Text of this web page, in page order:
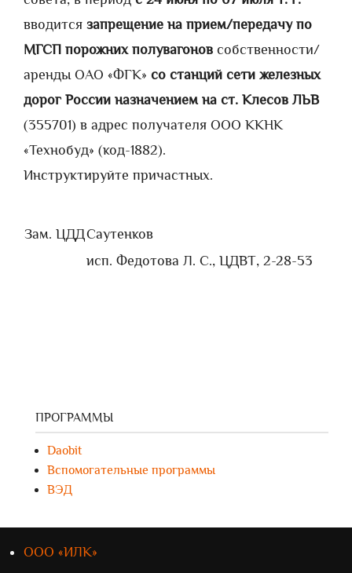
вводится запрещение на прием/передачу по
МГСП порожних полувагонов собственности/
аренды ОАО «ФГК» со станций сети железных
дорог России назначением на ст. Клесов ЛЬВ
(355701) в адрес получателя ООО ККНК
«Технобуд» (код-1882).
Инструктируйте причастных.
Зам. ЦДДСаутенков
исп. Федотова Л. С., ЦДВТ, 2-28-53
ПРОГРАММЫ
Daobit
Вспомогательные программы
ВЭД
ООО «ИЛК»